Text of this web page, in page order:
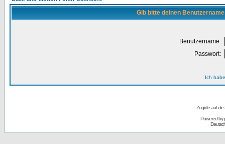
Gib bitte deinen
Benutzername:
Passwort:
Ich
Zugriffe auf
Powered by